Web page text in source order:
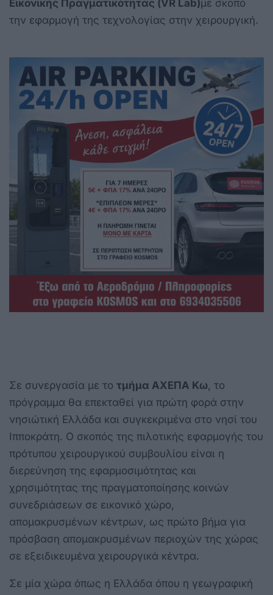
Εικονικής Πραγματικότητας (VR Lab)με σκοπό
την εφαρμογή της τεχνολογίας στην χειρουργική.
Σε συνεργασία με το τμήμα ΑΧΕΠΑ Κω , το
πρόγραμμα θα επεκταθεί για πρώτη φορά στην
νησιώτική Ελλάδα και συγκεκριμένα στο νησί του
Ιπποκράτη. Ο σκοπός της πιλοτικής εφαρμογής του
πρότυπου χειρουργικού συμβουλίου είναι η
διερεύνηση της εφαρμοσιμότητας και
χρησιμότητας της πραγματοποίησης κοινών
συνεδριάσεων σε εικονικό χώρο,
απομακρυσμένων κέντρων, ως πρώτο βήμα για
πρόσβαση απομακρυσμένων περιοχών της χώρας
σε εξειδικευμένα χειρουργικά κέντρα.
Σε μία χώρα όπως η Ελλάδα όπου η γεωγραφική